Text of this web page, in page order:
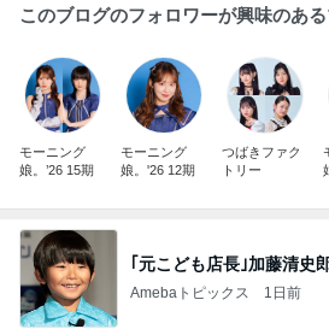
このブログのフォロワーが興味のあ
モーニング
娘。’26 15期
モーニング
娘。'26 12期
つばきファク
トリー
｢元こども店長｣加藤清史
Amebaトピックス 1日前